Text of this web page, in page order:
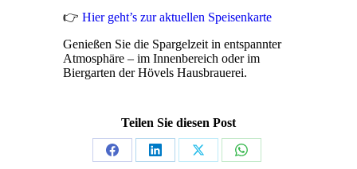
👉 Hier geht’s zur aktuellen Speisenkarte
Genießen Sie die Spargelzeit in entspannter
Atmosphäre – im Innenbereich oder im
Biergarten der Hövels Hausbrauerei.
Teilen Sie diesen Post
Share
Share
Share
Share